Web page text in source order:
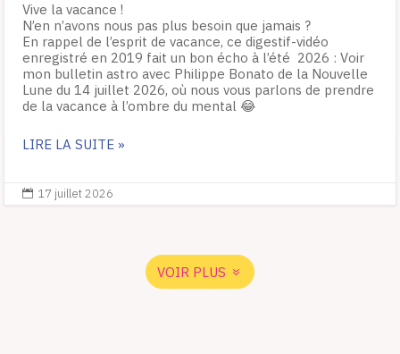
Vive la vacance !
N’en n’avons nous pas plus besoin que jamais ?
En rappel de l’esprit de vacance, ce digestif-vidéo
enregistré en 2019 fait un bon écho à l’été 2026 : Voir
mon bulletin astro avec Philippe Bonato de la Nouvelle
Lune du 14 juillet 2026, où nous vous parlons de prendre
de la vacance à l’ombre du mental 😂
LIRE LA SUITE »
 17 juillet 2026
VOIR PLUS